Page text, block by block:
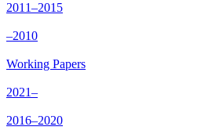
2011–2015
–2010
Working Papers
2021–
2016–2020